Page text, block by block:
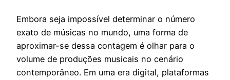
Embora seja impossível determinar o número
exato de músicas no mundo, uma forma de
aproximar-se dessa contagem é olhar para o
volume de produções musicais no cenário
contemporâneo. Em uma era digital, plataformas